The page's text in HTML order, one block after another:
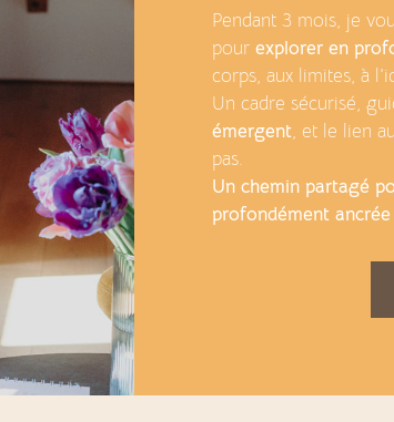
Pendant 3 mois, je
pour explorer en
corps, aux limites, à
Un cadre sécurisé,
émergent, et le lien
pas.
Un chemin partagé
profondément ancrée